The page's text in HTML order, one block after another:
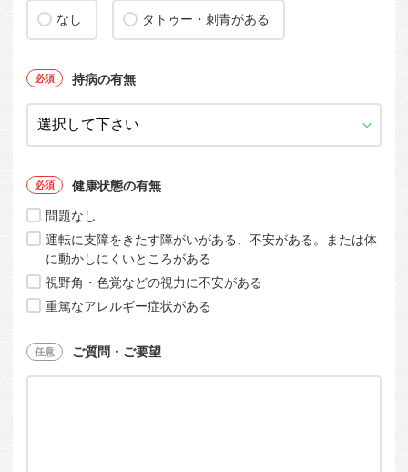
なし タトゥー・刺青がある
持病の有無
健康状態の有無
問題なし
運転に支障をきたす障がいがある、不安がある。または体
に動かしにくいところがある
視野角・色覚などの視力に不安がある
重篤なアレルギー症状がある
ご質問・ご要望